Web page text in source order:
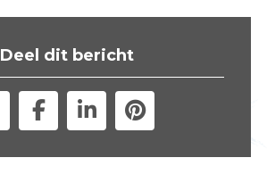
s
Deel dit bericht